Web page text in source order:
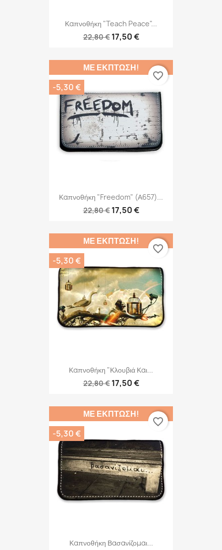
Καπνοθήκη "Teach Peace"...
22,80 € 17,50 €
Καπνοθήκη "Freedom" (Α657)...
22,80 € 17,50 €
ΜΕ ΈΚΠΤΩΣΗ!
-5,30 €
favorite_border
Καπνοθήκη "Κλουβιά Και...
22,80 € 17,50 €
ΜΕ ΈΚΠΤΩΣΗ!
-5,30 €
favorite_border
Καπνοθήκη Βασανίζομαι...
ΜΕ ΈΚΠΤΩΣΗ!
-5,30 €
favorite_border